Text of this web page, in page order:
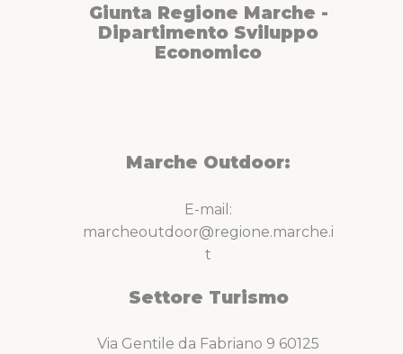
Giunta Regione Marche -
Dipartimento Sviluppo
Economico
Marche Outdoor:
E-mail:
marcheoutdoor@regione.marche.i
t
Settore Turismo
Via Gentile da Fabriano 9 60125